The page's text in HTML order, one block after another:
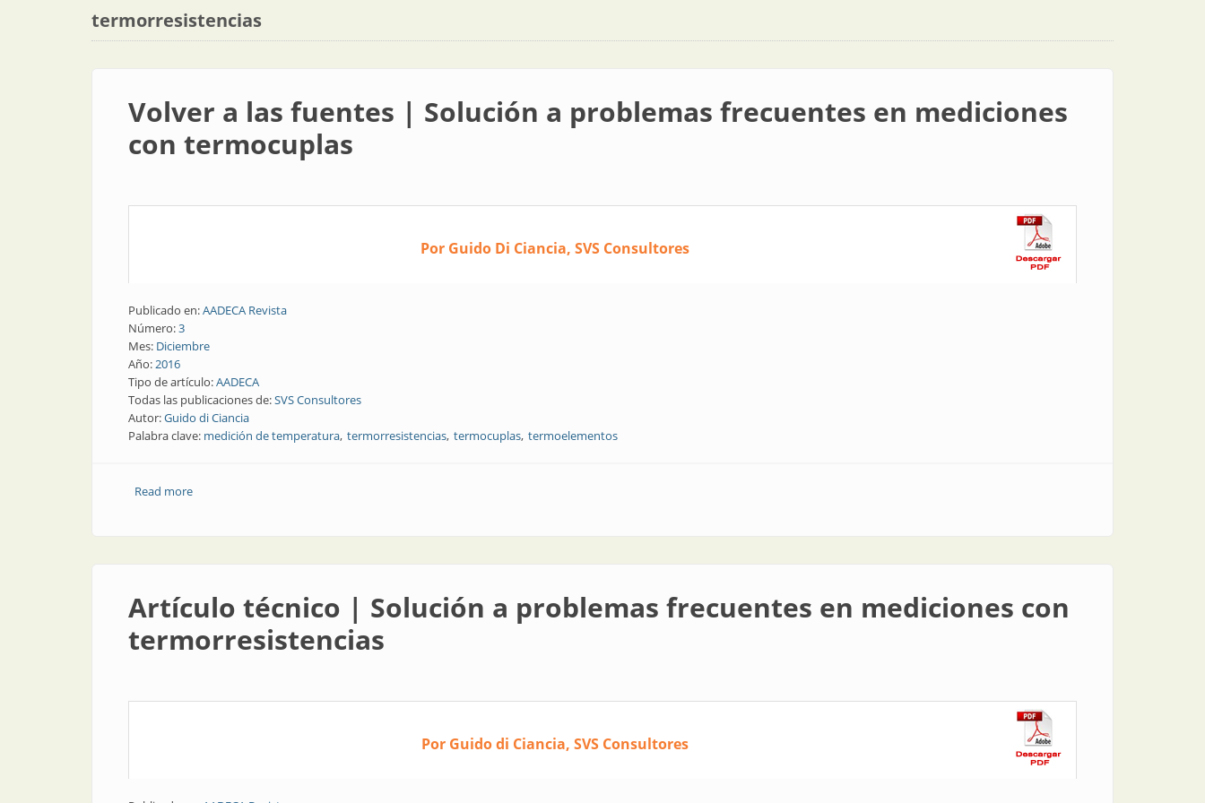
termorresistencias
Volver a las fuentes | Solución a problemas frecuentes en mediciones
con termocuplas
Por Guido Di Ciancia, SVS Consultores
Publicado en:AADECA Revista
Número:3
Mes: Diciembre
Año:2016
Tipo de artículo:AADECA
Todas las publicaciones de:SVS Consultores
Autor:Guido di Ciancia
Palabra clave: medición de temperatura termorresistencias termocuplas termoelementos
Read moreabout Volver a las fuentes | Solución a problemas frecuentes en mediciones con termocuplas
Artículo técnico | Solución a problemas frecuentes en mediciones con
termorresistencias
Por Guido di Ciancia, SVS Consultores